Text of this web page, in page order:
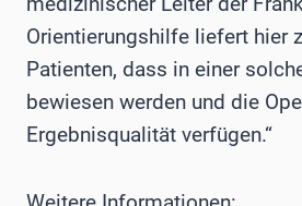
Orientierungshilfe liefert hier
Patienten, dass in einer
bewiesen werden und die
Ergebnisqualität verfügen.“